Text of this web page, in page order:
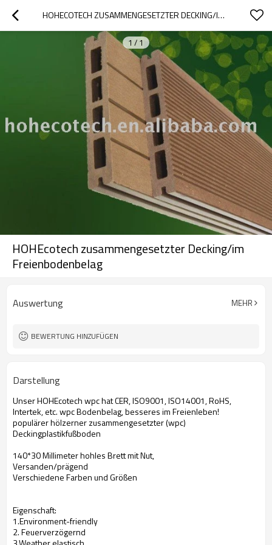
HOHECOTECH ZUSAMMENGESETZTER DECKING/IM FREIENBODENBELAG
1 / 1
HOHEcotech zusammengesetzter Decking/im
Freienbodenbelag
Auswertung MEHR
BEWERTUNG HINZUFÜGEN
Darstellung
Unser HOHEcotech wpc hat CER, ISO9001, ISO14001, RoHS,
Intertek, etc. wpc Bodenbelag, besseres im Freienleben!
populärer hölzerner zusammengesetzter (wpc)
Deckingplastikfußboden
140*30 Millimeter hohles Brett mit Nut,
Versanden/prägend
Verschiedene Farben und Größen
Eigenschaft:
1.Environment-friendly
2. Feuerverzögernd